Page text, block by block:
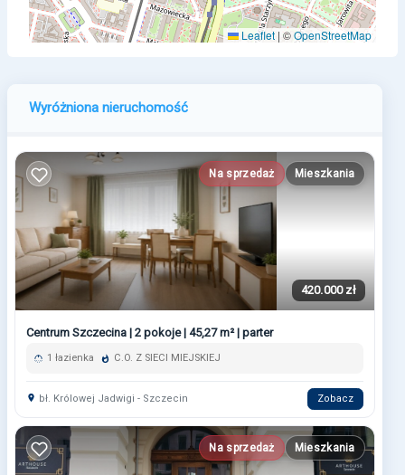
Leaflet | ©OpenStreetMap
Wyróżniona nieruchomość
Na sprzedaż Mieszkania
420.000 zł
Centrum Szczecina | 2 pokoje | 45,27 m² | parter
1 łazienka C.O. Z SIECI MIEJSKIEJ
bł. Królowej Jadwigi - Szczecin Zobacz
Na sprzedaż Mieszkania